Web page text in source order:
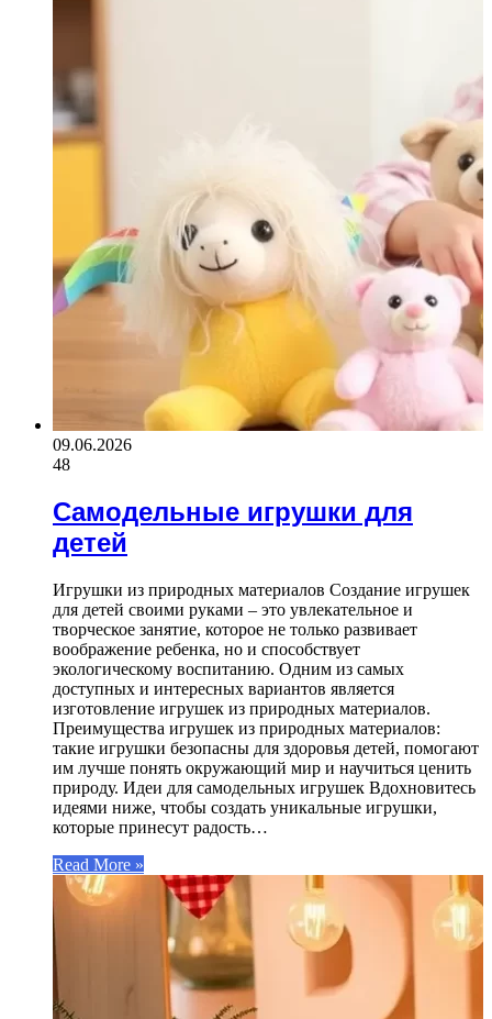
09.06.2026
48
Самодельные игрушки для
детей
Игрушки из природных материалов Создание игрушек
для детей своими руками – это увлекательное и
творческое занятие, которое не только развивает
воображение ребенка, но и способствует
экологическому воспитанию. Одним из самых
доступных и интересных вариантов является
изготовление игрушек из природных материалов.
Преимущества игрушек из природных материалов:
такие игрушки безопасны для здоровья детей, помогают
им лучше понять окружающий мир и научиться ценить
природу. Идеи для самодельных игрушек Вдохновитесь
идеями ниже, чтобы создать уникальные игрушки,
которые принесут радость…
Read More »